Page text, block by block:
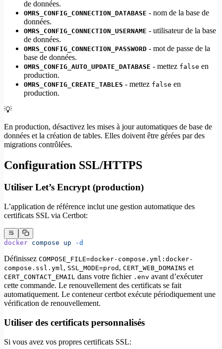
de données.
OMRS_CONFIG_CONNECTION_DATABASE - nom de la base de
données.
OMRS_CONFIG_CONNECTION_USERNAME - utilisateur de la base
de données.
OMRS_CONFIG_CONNECTION_PASSWORD - mot de passe de la
base de données.
OMRS_CONFIG_AUTO_UPDATE_DATABASE - mettez false en
production.
OMRS_CONFIG_CREATE_TABLES - mettez false en
production.
💡
En production, désactivez les mises à jour automatiques de base de
données et la création de tables. Elles doivent être gérées par des
migrations contrôlées.
Configuration SSL/HTTPS
Utiliser Let’s Encrypt (production)
L’application de référence inclut une gestion automatique des
certificats SSL via Certbot:
docker compose up -d
Définissez COMPOSE_FILE=docker-compose.yml:docker-
compose.ssl.yml, SSL_MODE=prod , CERT_WEB_DOMAINS et
CERT_CONTACT_EMAIL dans votre fichier .env avant d’exécuter
cette commande. Le renouvellement des certificats se fait
automatiquement. Le conteneur certbot exécute périodiquement une
vérification de renouvellement.
Utiliser des certificats personnalisés
Si vous avez vos propres certificats SSL: